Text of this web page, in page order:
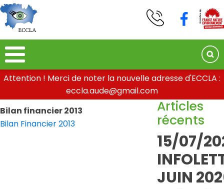
Attention ! Merci de noter la nouvelle adresse d'ECCLA :
eccla.aude@gmail.com
Bilan financier 2013
Bilan Financier 2013
Articles
récents
15/07/
JUIN